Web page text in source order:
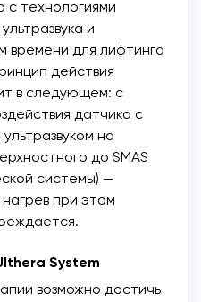
с технологиями
и
времени для лифтинга
действия
в следующем: с
датчика с
на
до SMAS
системы) —
при этом
System
возможно достичь